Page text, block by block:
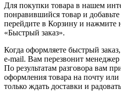
Для покупки товара в нашем
понравившийся товар и
перейдите в Корзину и нажмите
«Быстрый заказ».
Когда оформляете быстрый
e-mail. Вам перезвонит менеджер
По результатам разговора вам
оформления товара на почту
только ждать доставки и